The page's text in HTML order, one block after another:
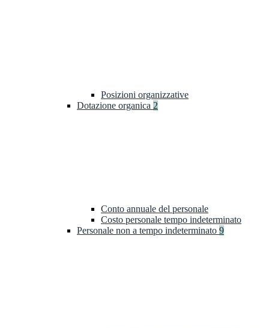
Posizioni organizzative
Dotazione organica 2
Conto annuale del personale
Costo personale tempo indeterminato
Personale non a tempo indeterminato 9